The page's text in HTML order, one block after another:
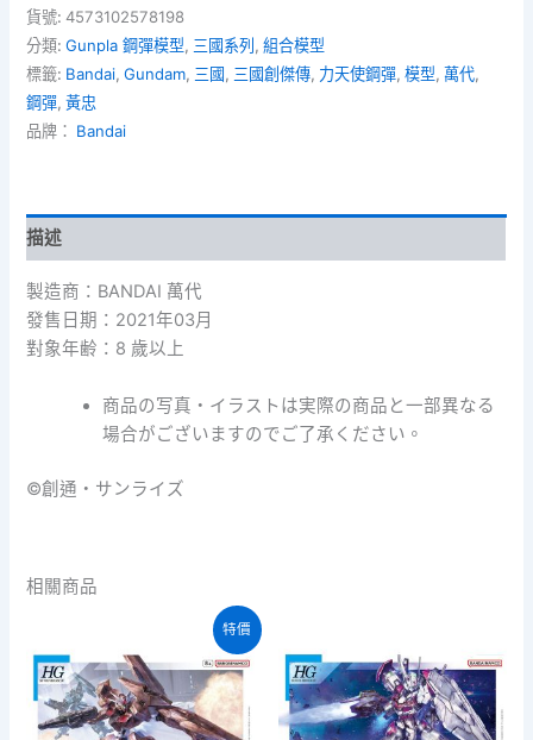
創
傑
傳
13
-
黃
使
鋼
數
量
貨號:4573102578198
分類:Gunpla 鋼彈模型, 三國系列 ,組合模型
標籤: Bandai,Gundam, 三國 , 三國創傑傳, 力天使鋼彈,模型,萬代,
鋼彈,黃忠
品牌： Bandai
描述
製造商：BANDAI 萬代
發售日期：2021年03月
對象年齢：8 歲以上
商品の写真・イラストは実際の商品と一部異なる
場合がございますのでご了承ください。
©創通・サンライズ
相關商品
特價